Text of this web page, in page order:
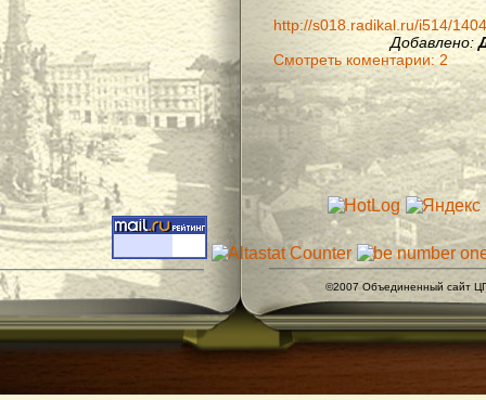
http://s018.radikal.ru/i514/
Добавлено:
Смотреть коментарии: 2
©2007 Объединенный сайт